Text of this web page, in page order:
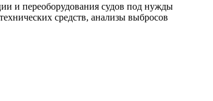
и переоборудования судов под нужды
средств, анализы выбросов